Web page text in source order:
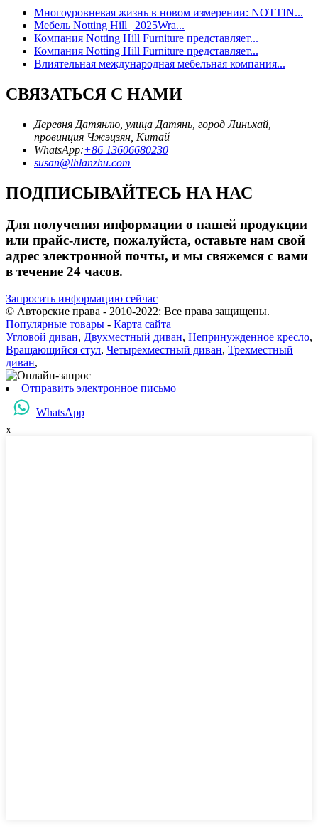
Многоуровневая жизнь в новом измерении: NOTTIN...
Мебель Notting Hill | 2025Wra...
Компания Notting Hill Furniture представляет...
Компания Notting Hill Furniture представляет...
Влиятельная международная мебельная компания...
СВЯЗАТЬСЯ С НАМИ
Деревня Датянлю, улица Датянь, город Линьхай,
провинция Чжэцзян, Китай
WhatsApp:+86 13606680230
susan@lhlanzhu.com
ПОДПИСЫВАЙТЕСЬ НА НАС
Для получения информации о нашей продукции
или прайс-листе, пожалуйста, оставьте нам свой
адрес электронной почты, и мы свяжемся с вами
в течение 24 часов.
Запросить информацию сейчас
© Авторские права - 2010-2022: Все права защищены.
Популярные товары - Карта сайта
Угловой диван, Двухместный диван, Непринужденное кресло,
Вращающийся стул, Четырехместный диван, Трехместный
диван,
Отправить электронное письмо
WhatsApp
x